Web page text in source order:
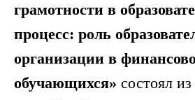
грамотности в
процесс: роль
организации в
обучающихся» состоял